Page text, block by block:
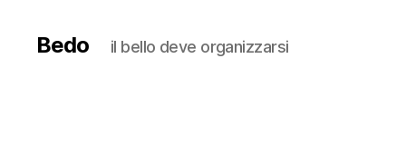
Bedo il bello deve organizzarsi